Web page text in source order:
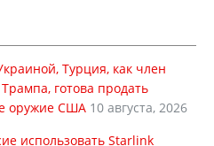
Турция, как член
готова продать
оружие США 10 августа, 2026
использовать Starlink